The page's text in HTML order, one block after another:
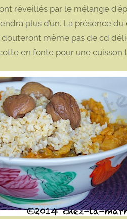
réveillés par le mélange
plus d’un. La présence
même pas de cd
en fonte pour une cuisson